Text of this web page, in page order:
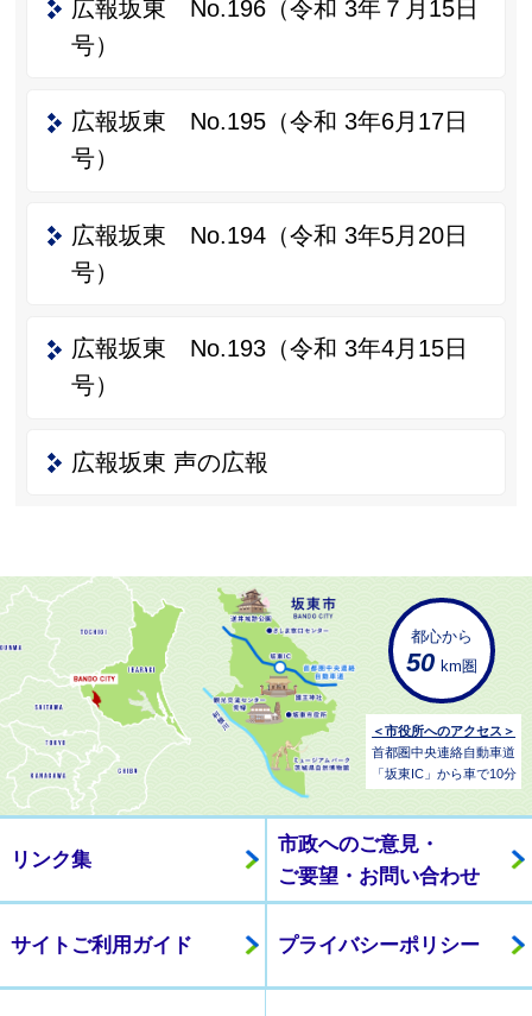
広報坂東 No.196（令和 3年７月15日
号）
広報坂東 No.195（令和 3年6月17日
号）
広報坂東 No.194（令和 3年5月20日
号）
広報坂東 No.193（令和 3年4月15日
号）
広報坂東 声の広報
都心から
50 km圏
＜市役所へのアクセス＞
首都圏中央連絡自動車道
「坂東IC」から車で10分
リンク集
市政へのご意見・
ご要望・お問い合わせ
サイトご利用ガイド プライバシーポリシー